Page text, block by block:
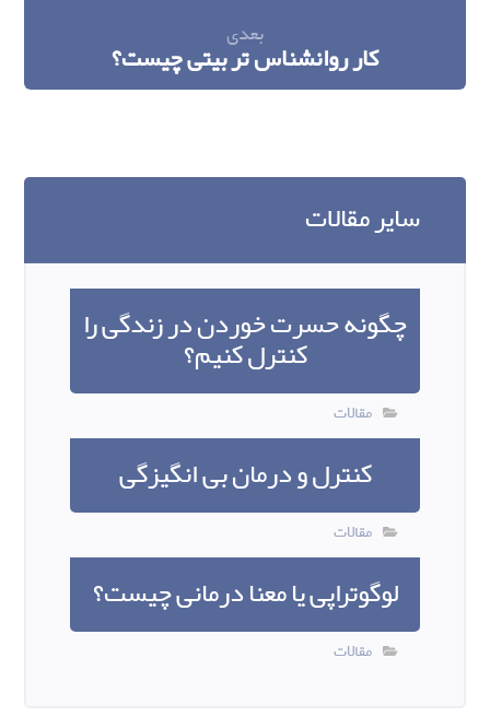
بعدی
کار روانشناس تربیتی چیست؟
سایر مقالات
چگونه حسرت خوردن در زندگی را
کنترل کنیم؟
مقالات
کنترل و درمان بی انگیزگی
مقالات
لوگوتراپی یا معنا درمانی چیست؟
مقالات